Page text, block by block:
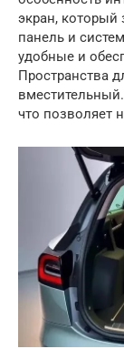
экран, который
панель и
удобные и
Пространства
что позволяет